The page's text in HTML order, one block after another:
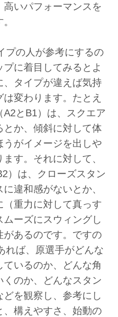
高いパフォーマンスを
プの人が参考にするの
に着目してみるとよ
、タイプが違えば気持
変わります。たとえ
とB1）は、スクエア
か、傾斜に対して体
うがイメージを出しや
す。それに対して、
）は、クローズスタン
違和感がないとか、
重力に対して真っす
ムーズにスウィングし
あるのです。ですの
れば、原選手がどんな
いるのか、どんな角
くのか、どんなスタン
を観察し、参考にし
構えやすさ、始動の